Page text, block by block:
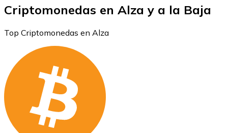
Criptomonedas en Alza y a la Baja
Top Criptomonedas en Alza